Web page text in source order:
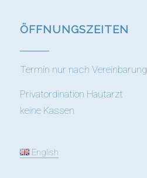
ÖFFNUNGS­ZEITEN
Termin nur nach Vereinbarung
Privatordination Hautarzt
keine Kassen
English